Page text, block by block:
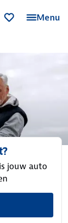
Menu
jouw auto